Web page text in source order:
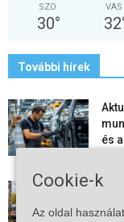
SZO
30°
VAS
32
További hírek
és
Cookie-k
Az oldal